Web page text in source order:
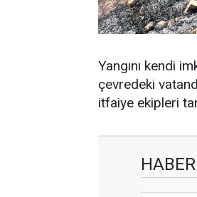
Yangını kendi
çevredeki
itfaiye ekipleri